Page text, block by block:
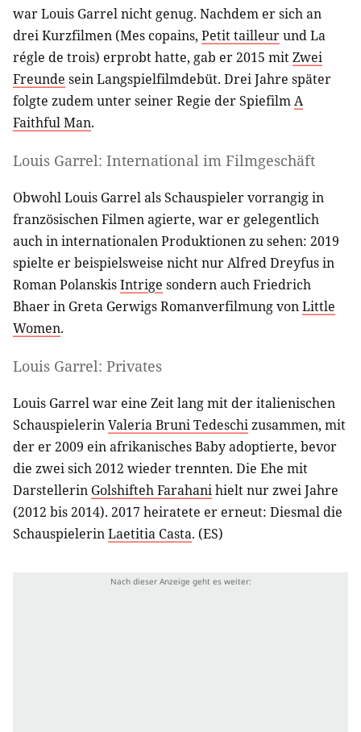
war Louis Garrel nicht genug. Nachdem er sich an
drei Kurzfilmen (Mes copains, Petit tailleurund La
régle de trois) erprobt hatte, gab er 2015 mitZwei
Freunde sein Langspielfilmdebüt. Drei Jahre später
folgte zudem unter seiner Regie der SpiefilmA
Faithful Man.
Louis Garrel: International im Filmgeschäft
Obwohl Louis Garrel als Schauspieler vorrangig in
französischen Filmen agierte, war er gelegentlich
auch in internationalen Produktionen zu sehen: 2019
spielte er beispielsweise nicht nur Alfred Dreyfus in
Roman PolanskisIntrige sondern auch Friedrich
Bhaer in Greta Gerwigs Romanverfilmung vonLittle
Women.
Louis Garrel: Privates
Louis Garrel war eine Zeit lang mit der italienischen
SchauspielerinValeria Bruni Tedeschizusammen, mit
der er 2009 ein afrikanisches Baby adoptierte, bevor
die zwei sich 2012 wieder trennten. Die Ehe mit
Darstellerin Golshifteh Farahanihielt nur zwei Jahre
(2012 bis 2014). 2017 heiratete er erneut: Diesmal die
SchauspielerinLaetitia Casta. (ES)